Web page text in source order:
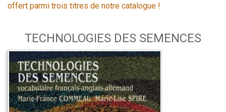
offert parmi trois titres de notre catalogue !
TECHNOLOGIES DES SEMENCES